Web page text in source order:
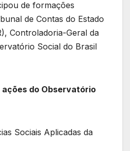
de formações
de Contas do Estado
Controladoria-Geral da
Social do Brasil
do Observatório
Sociais Aplicadas da